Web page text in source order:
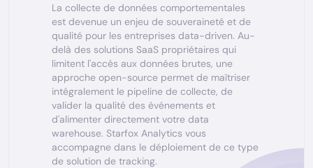
La collecte de données comportementales
est devenue un enjeu de souveraineté et de
qualité pour les entreprises data-driven. Au-
delà des solutions SaaS propriétaires qui
limitent l'accès aux données brutes, une
approche open-source permet de maîtriser
intégralement le pipeline de collecte, de
valider la qualité des événements et
d'alimenter directement votre data
warehouse. Starfox Analytics vous
accompagne dans le déploiement de ce type
de solution de tracking.